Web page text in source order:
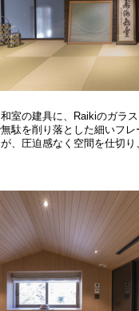
室の建具に、Raikiのガラ
駄を削り落とした細いフ
、圧迫感なく空間を仕切り